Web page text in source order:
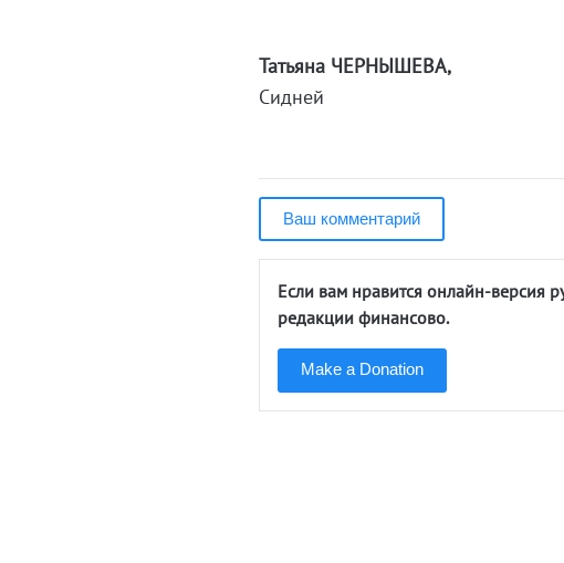
Татьяна ЧЕРНЫШЕВА,
Сидней
Ваш комментарий
Если вам нравится онлайн-версия
редакции финансово.
Make a Donation